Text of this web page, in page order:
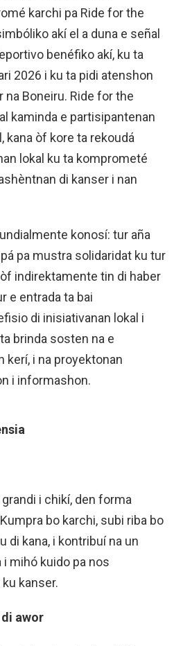
karchi pa Ride for the
akí el a duna e señal
benéfiko akí, ku ta
2026 i ku ta pidi atenshon
na Boneiru. Ride for the
kaminda e partisipantenan
kana òf kore ta rekoudá
lokal ku ta komprometé
di kanser i nan
konosí: tur aña
pa mustra solidaridat ku tur
indirektamente tin di haber
e entrada ta bai
di inisiativanan lokal i
brinda sosten na e
kerí, i na proyektonan
i informashon.
i chikí, den forma
bo karchi, subi riba bo
di kana, i kontribuí na un
mihó kuido pa nos
kanser.
awor